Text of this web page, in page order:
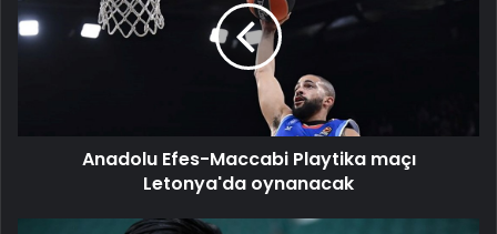
Playtika
maçı
Anadolu Efes-Maccabi Playtika maçı
Letonya'da oynanacak